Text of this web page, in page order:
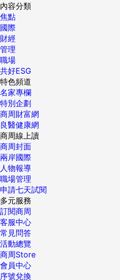
內容分類
焦點
國際
財經
管理
職場
共好ESG
特色頻道
名家專欄
特別企劃
商周財富網
良醫健康網
商周線上讀
商周封面
兩岸國際
人物報導
職場管理
申請七天試閱
多元服務
訂閱商周
客服中心
常見問答
活動總覽
商周Store
會員中心
序號兌換